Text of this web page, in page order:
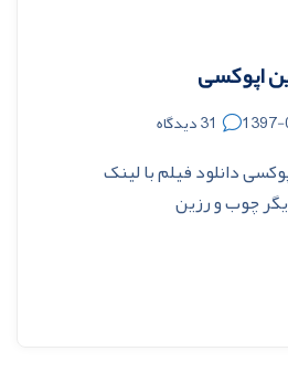
اپوکسی
31 دیدگاه
دانلود فیلم با لینک
چوب و رزین